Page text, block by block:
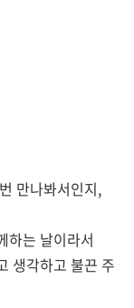
만나봐서인지,
하는 날이라서
생각하고 불끈 주